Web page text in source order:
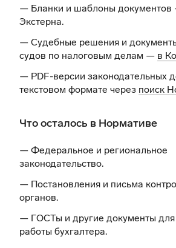
— Бланки и шаблоны
Экстерна.
— Судебные решения и
судов по налоговым делам — в
— PDF-версии законодательных
текстовом формате через поиск
Что осталось в Нормативе
— Федеральное и региональное
законодательство.
— Постановления и письма
органов.
— ГОСТы и другие документы
работы бухгалтера.